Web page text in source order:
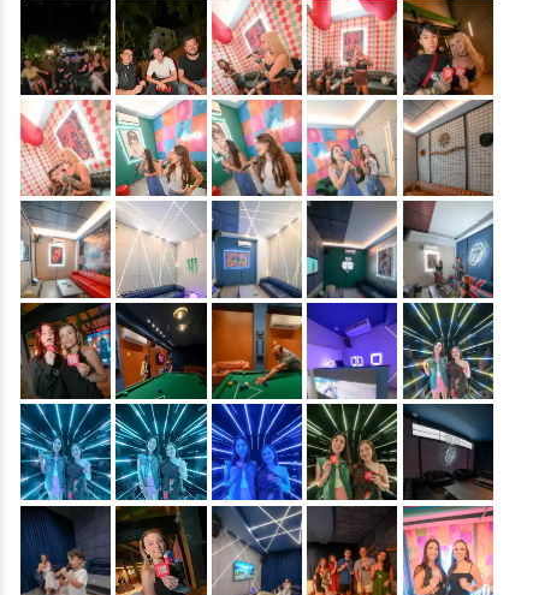
&nbsp; &nbsp; &nbsp; &nbsp;
&nbsp; &nbsp; &nbsp; &nbsp; &nbsp;
&nbsp; &nbsp; &nbsp; &nbsp; &nbsp;
&nbsp; &nbsp; &nbsp; &nbsp; &nbsp;
&nbsp; &nbsp; &nbsp; &nbsp; &nbsp;
&nbsp; &nbsp; &nbsp; &nbsp;